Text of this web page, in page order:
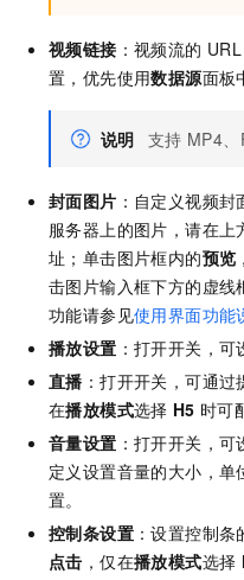
视频链接 ：视频流的 URL
置，优先使用数据源面板
说明 支持 MP4、
封面图片 ：自定义视频
服务器上的图片，请在上
址；单击图片框内的预览
击图片输入框下方的虚线
功能请参见使用界面功能
播放设置 ：打开开关，可
直播 ：打开开关，可通
在播放模式选择 H5 时可
音量设置 ：打开开关，
定义设置音量的大小，单
置。
控制条设置 ：设置控制
点击 ，仅在播放模式选择